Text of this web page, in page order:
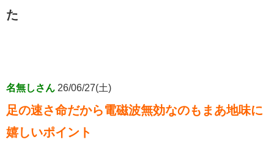
た
名無しさん 26/06/27(土)
足の速さ命だから電磁波無効なのもまあ地味に
嬉しいポイント